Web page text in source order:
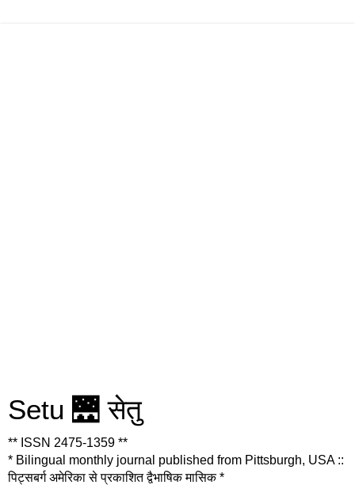
Setu 🌉 सेतु
** ISSN 2475-1359 **
* Bilingual monthly journal published from Pittsburgh, USA ::
पिट्सबर्ग अमेरिका से प्रकाशित द्वैभाषिक मासिक *